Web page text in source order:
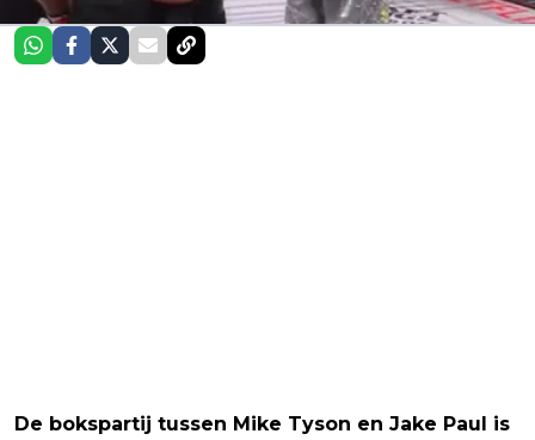
De bokspartij tussen Mike Tyson en Jake Paul is